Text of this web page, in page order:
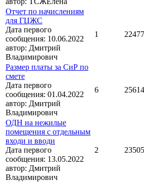
Отчет по начислениям
для ГЦЖС
Дата первого
сообщения: 10.06.2022
автор: Дмитрий
Владимирович
1 22477
Размер платы за СиР по
смете
Дата первого
сообщения: 01.04.2022
автор: Дмитрий
Владимирович
6 25614
ОДН на нежилые
помещения с отдельным
входи и вводи
Дата первого
сообщения: 13.05.2022
автор: Дмитрий
Владимирович
2 23505